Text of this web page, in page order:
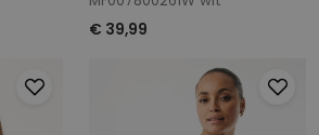
€ 39,99